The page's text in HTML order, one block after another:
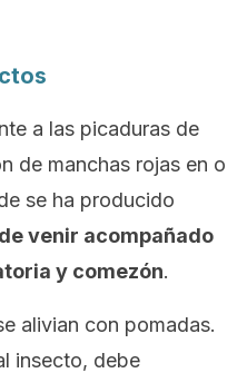
a las picaduras de
de manchas rojas en o
se ha producido
venir acompañado
y comezón.
alivian con pomadas.
insecto, debe